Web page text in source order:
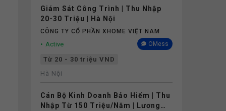
Giám Sát Công Trình | Thu Nhập
20-30 Triệu | Hà Nội
CÔNG TY CỔ PHẦN XHOME VIỆT NAM
Active OMess
Từ 20 - 30 triệu VND
Hà Nội
Cán Bộ Kinh Doanh Bảo Hiểm | Thu
Nhập Từ 150 Triệu/Năm | Lương